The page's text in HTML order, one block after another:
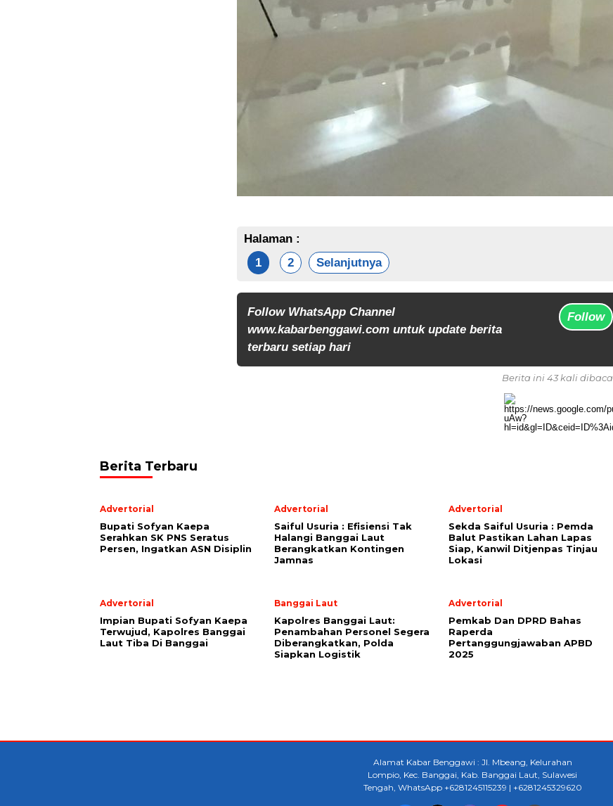
Halaman :
1
2 Selanjutnya
Follow WhatsApp Channel
www.kabarbenggawi.com untuk update berita
terbaru setiap hari
Follow
Berita ini 43 kali dibaca
Berita Terbaru
Advertorial
Bupati Sofyan Kaepa
Serahkan SK PNS Seratus
Persen, Ingatkan ASN Disiplin
Advertorial
Saiful Usuria : Efisiensi Tak
Halangi Banggai Laut
Berangkatkan Kontingen
Jamnas
Advertorial
Sekda Saiful Usuria : Pemda
Balut Pastikan Lahan Lapas
Siap, Kanwil Ditjenpas Tinjau
Lokasi
Advertorial
Impian Bupati Sofyan Kaepa
Terwujud, Kapolres Banggai
Laut Tiba Di Banggai
Banggai Laut
Kapolres Banggai Laut:
Penambahan Personel Segera
Diberangkatkan, Polda
Siapkan Logistik
Advertorial
Pemkab Dan DPRD Bahas
Raperda
Pertanggungjawaban APBD
2025
Alamat Kabar Benggawi : Jl. Mbeang, Kelurahan
Lompio, Kec. Banggai, Kab. Banggai Laut, Sulawesi
Tengah, WhatsApp +6281245115239 | +6281245329620